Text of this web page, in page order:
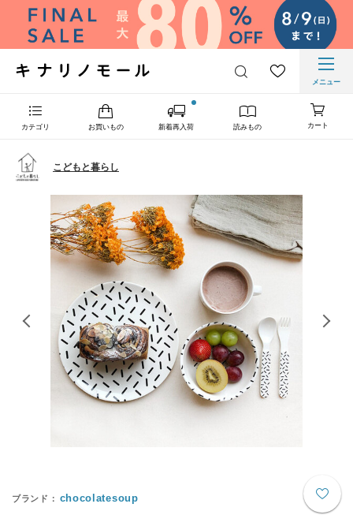
メニュー
カテゴリ お買いもの 新着再入荷 読みもの カート
こどもと暮らし
chocolatesoup